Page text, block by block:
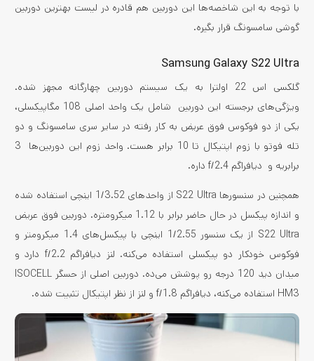
با توجه به این شاخصه‌ها این دوربین هم قادره در لیست بهترین دوربین
گوشی سامسونگ قرار بگیره.
Samsung Galaxy S22 Ultra
گلکسی اس 22 اولترا به یک سیستم دوربین چهارگانه مجهز شده.
ویژگی‌های برجسته این دوربین شامل یک واحد اصلی 108 مگاپیکسلی،
یکی از دو فوکوس فوق عریض به کار رفته در سایر سری سامسونگ و دو
تله فوتو با زوم اپتیکال تا 10 برابر هست. واحد زوم این دوربین‌ها 3
برابریه و دیافراگم f/2.4 داره.
همچنین در سنسورها S22 Ultra از واحدهای 1/3.52 اینچی استفاده شده
و اندازه پیکسل در حال حاضر برابر با 1.12 میکرومتره. دوربین فوق عریض
S22 Ultra از یک سنسور 1/2.55 اینچی با پیکسل‌های 1.4 میکرومتر و
فوکوس خودکار دو پیکسلی استفاده می‌کنه. لنز دیافراگم f/2.2 دارد و
میدان دید 120 درجه رو پوشش می‌ده. دوربین اصلی از حسگر ISOCELL
HM3 استفاده می‌کنه، دیافراگم f/1.8 و لنز از نظر اپتیکال تثبیت شده.